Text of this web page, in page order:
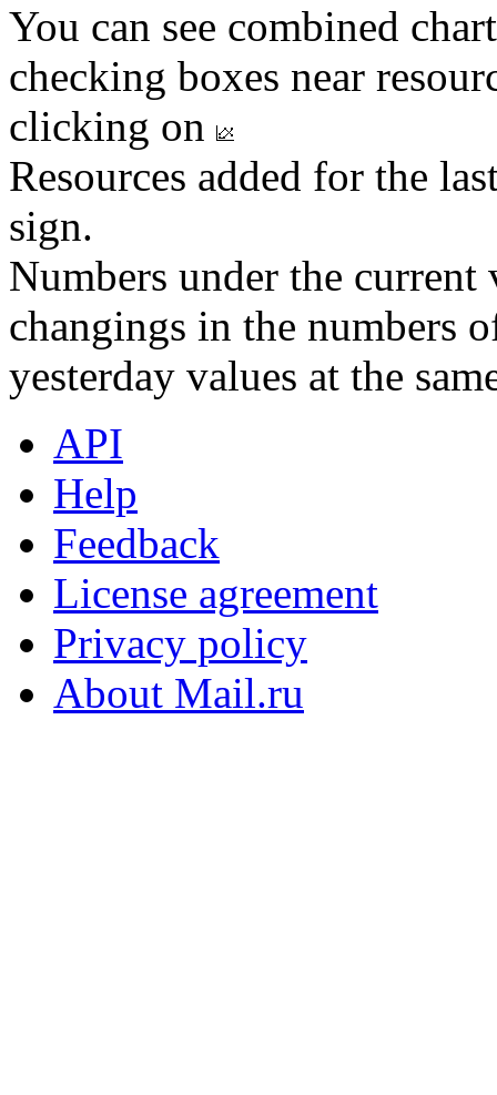
You can see combined
checking boxes near
clicking on
Resources added for the
sign.
Numbers under the
changings in the numbers
yesterday values at the
API
Help
Feedback
License agreement
Privacy policy
About Mail.ru